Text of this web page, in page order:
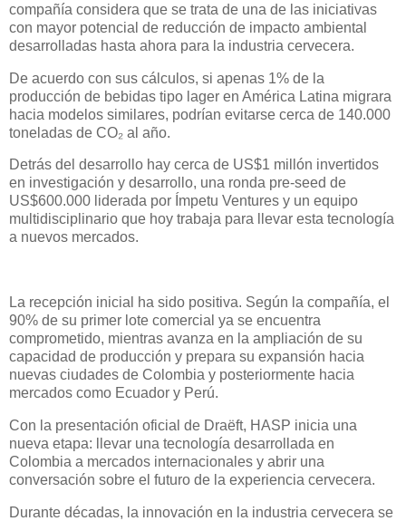
compañía considera que se trata de una de las iniciativas
con mayor potencial de reducción de impacto ambiental
desarrolladas hasta ahora para la industria cervecera.
De acuerdo con sus cálculos, si apenas 1% de la
producción de bebidas tipo lager en América Latina migrara
hacia modelos similares, podrían evitarse cerca de 140.000
toneladas de CO₂ al año.
Detrás del desarrollo hay cerca de US$1 millón invertidos
en investigación y desarrollo, una ronda pre-seed de
US$600.000 liderada por Ímpetu Ventures y un equipo
multidisciplinario que hoy trabaja para llevar esta tecnología
a nuevos mercados.
La recepción inicial ha sido positiva. Según la compañía, el
90% de su primer lote comercial ya se encuentra
comprometido, mientras avanza en la ampliación de su
capacidad de producción y prepara su expansión hacia
nuevas ciudades de Colombia y posteriormente hacia
mercados como Ecuador y Perú.
Con la presentación oficial de Draëft, HASP inicia una
nueva etapa: llevar una tecnología desarrollada en
Colombia a mercados internacionales y abrir una
conversación sobre el futuro de la experiencia cervecera.
Durante décadas, la innovación en la industria cervecera se